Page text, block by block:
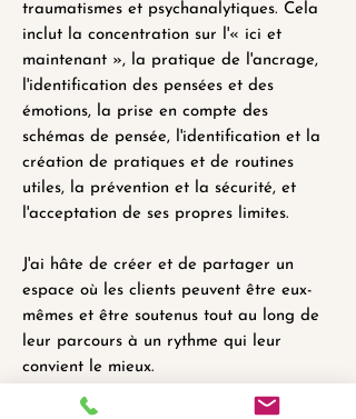
traumatismes et psychanalytiques. Cela
inclut la concentration sur l'« ici et
maintenant », la pratique de l'ancrage,
l'identification des pensées et des
émotions, la prise en compte des
schémas de pensée, l'identification et la
création de pratiques et de routines
utiles, la prévention et la sécurité, et
l'acceptation de ses propres limites.
J'ai hâte de créer et de partager un
espace où les clients peuvent être eux-
mêmes et être soutenus tout au long de
leur parcours à un rythme qui leur
convient le mieux.